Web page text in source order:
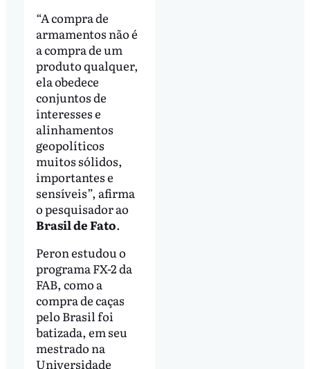
“A compra de
armamentos não é
a compra de um
produto qualquer,
ela obedece
conjuntos de
interesses e
alinhamentos
geopolíticos
muitos sólidos,
importantes e
sensíveis”, afirma
o pesquisador ao
Brasil de Fato.
Peron estudou o
programa FX-2 da
FAB, como a
compra de caças
pelo Brasil foi
batizada, em seu
mestrado na
Universidade